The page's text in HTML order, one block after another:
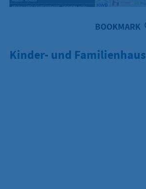
BOOKMARK
Kinder- und Familienhaus